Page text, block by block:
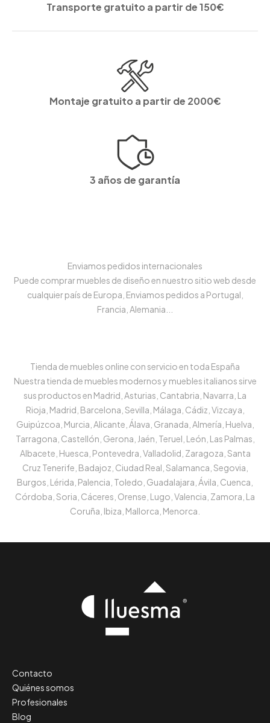
Transporte gratuito a partir de 150€
Montaje gratuito a partir de 2000€
3 años de garantía
Enviamos pedidos internacionales
Puede comprar muebles de diseño en nuestro sitio web desde
cualquier país de Europa, Enviamos pedidos a Portugal,
Francia, Alemania...
Tienda de muebles online con servicio en toda España
Nuestra tienda de muebles modernos y muebles italianos sirve
sus productos en Madrid, Asturias, Cantabria, Navarra, La
Rioja, Madrid, Barcelona, Sevilla, Málaga, Cádiz, Vizcaya,
Guipúzcoa, Murcia, Alicante, Álava, Granada, Almería, Huelva,
Tarragona, Castellón, Gerona, Jaén, Teruel, León, Las Palmas,
Albacete, Huesca, Pontevedra, Valladolid, Zaragoza, Santa
Cruz Tenerife, Badajoz, Ciudad Real, Salamanca, Segovia,
Burgos, Lérida, Palencia, Toledo, Guadalajara, Ávila, Cuenca,
Córdoba, Soria, Cáceres, Orense, Lugo, Valencia, Zamora, La
Coruña, Ibiza, Mallorca, Menorca.
Contacto
Quiénes somos
Profesionales
Blog